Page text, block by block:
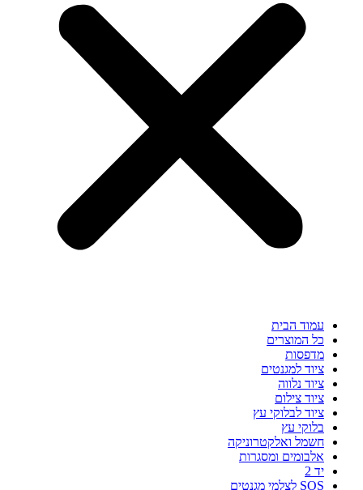
עמוד הבית
כל המוצרים
מדפסות
ציוד למגנטים
ציוד נלווה
ציוד צילום
ציוד לבלוקי עץ
בלוקי עץ
חשמל ואלקטרוניקה
אלבומים ומסגרות
יד 2
SOS לצלמי מגנטים